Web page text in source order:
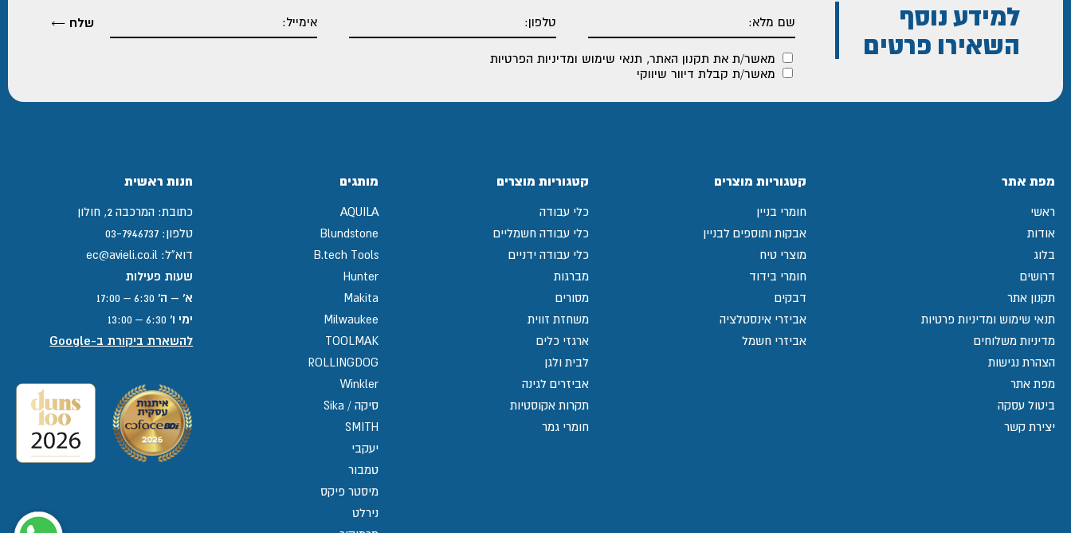
למידע נוסף
השאירו פרטים
מאשר/ת את תקנון האתר, תנאי שימוש ומדיניות הפרטיות
מאשר/ת קבלת דיוור שיווקי
מפת אתר
ראשי
אודות
בלוג
דרושים
תקנון אתר
תנאי שימוש ומדיניות פרטיות
מדיניות משלוחים
הצהרת נגישות
מפת אתר
ביטול עסקה
יצירת קשר
קטגוריות מוצרים
חומרי בניין
אבקות ותוספים לבניין
מוצרי טיח
חומרי בידוד
דבקים
אביזרי אינסטלציה
אביזרי חשמל
קטגוריות מוצרים
כלי עבודה
כלי עבודה חשמליים
כלי עבודה ידניים
מברגות
מסורים
משחזת זווית
ארגזי כלים
לבית ולגן
אביזרים לגינה
תקרות אקוסטיות
חומרי גמר
מותגים
AQUILA
Blundstone
B.tech Tools
Hunter
Makita
Milwaukee
TOOLMAK
ROLLINGDOG
Winkler
סיקה / Sika
SMITH
יעקבי
טמבור
מיסטר פיקס
נירלט
חנות ראשית
כתובת: המרכבה 2, חולון
טלפון: 03-7946737
דוא"ל: ec@avieli.co.il
שעות פעילות
א' – ה'
ימי ו'
להשארת ביקורת ב-Google